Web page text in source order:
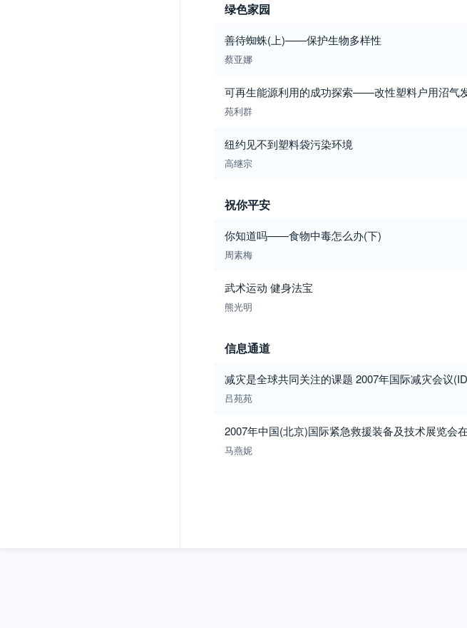
绿色家园
善待蜘蛛(上)——保护生物多样性
蔡亚娜
可再生能源利用的成功探索——改性塑料户用沼气
苑利群
纽约见不到塑料袋污染环境
高继宗
祝你平安
你知道吗——食物中毒怎么办(下)
周素梅
武术运动 健身法宝
熊光明
信息通道
减灾是全球共同关注的课题 2007年国际减灾会议
吕苑苑
2007年中国(北京)国际紧急救援装备及技术展览会
马燕妮